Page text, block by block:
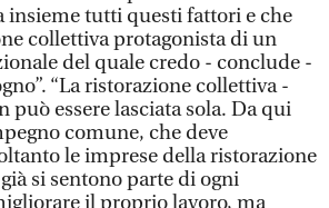
insieme tutti questi fattori e che
collettiva protagonista di un
del quale credo - conclude -
“La ristorazione collettiva -
può essere lasciata sola. Da qui
comune, che deve
le imprese della ristorazione
si sentono parte di ogni
il proprio lavoro, ma